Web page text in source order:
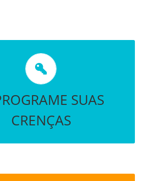
SUAS
CRENÇAS
REVEJA SEUS LIMITES